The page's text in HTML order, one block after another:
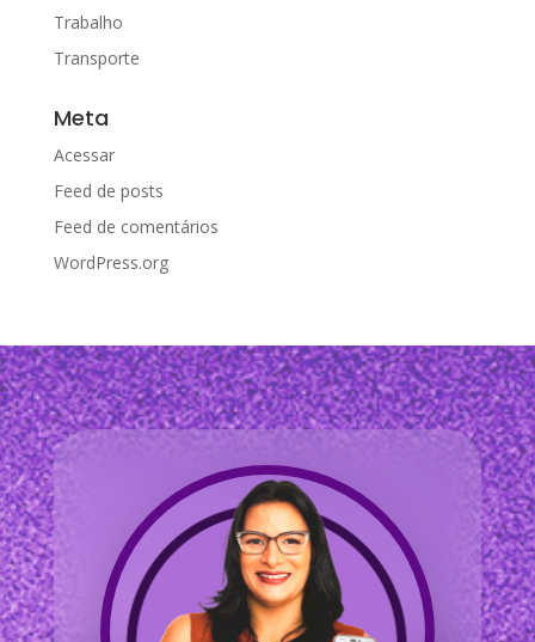
Trabalho
Transporte
Meta
Acessar
Feed de posts
Feed de comentários
WordPress.org